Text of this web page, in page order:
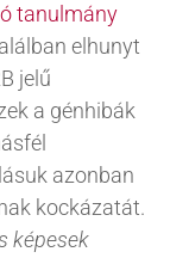
tanulmány
elhunyt
jelű
a génhibák
azonban
kockázatát.
képesek